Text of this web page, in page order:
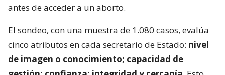
antes de acceder a un aborto.
El sondeo, con una muestra de 1.080 casos, evalúa
cinco atributos en cada secretario de Estado: nivel
de imagen o conocimiento; capacidad de